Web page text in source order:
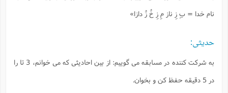
نام خدا = بِ زِ ناز مِ زِ خُ زُ دازا»
حديثى:
به شركت كننده در مسابقه مى گوييم: از بين احاديثى كه مى خوانم، 3 تا را
در 5 دقيقه حفظ كن و بخوان.